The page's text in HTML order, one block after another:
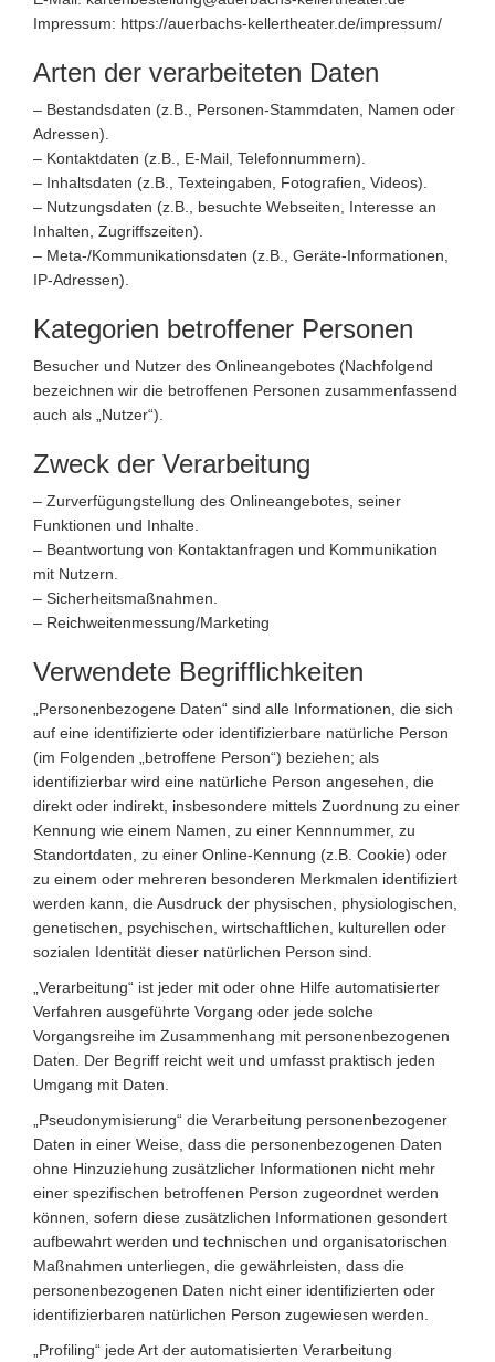
Impressum: https://auerbachs-kellertheater.de/impressum/
Arten der verarbeiteten Daten
– Bestandsdaten (z.B., Personen-Stammdaten, Namen oder
Adressen).
– Kontaktdaten (z.B., E-Mail, Telefonnummern).
– Inhaltsdaten (z.B., Texteingaben, Fotografien, Videos).
– Nutzungsdaten (z.B., besuchte Webseiten, Interesse an
Inhalten, Zugriffszeiten).
– Meta-/Kommunikationsdaten (z.B., Geräte-Informationen,
IP-Adressen).
Kategorien betroffener Personen
Besucher und Nutzer des Onlineangebotes (Nachfolgend
bezeichnen wir die betroffenen Personen zusammenfassend
auch als „Nutzer“).
Zweck der Verarbeitung
– Zurverfügungstellung des Onlineangebotes, seiner
Funktionen und Inhalte.
– Beantwortung von Kontaktanfragen und Kommunikation
mit Nutzern.
– Sicherheitsmaßnahmen.
– Reichweitenmessung/Marketing
Verwendete Begrifflichkeiten
„Personenbezogene Daten“ sind alle Informationen, die sich
auf eine identifizierte oder identifizierbare natürliche Person
(im Folgenden „betroffene Person“) beziehen; als
identifizierbar wird eine natürliche Person angesehen, die
direkt oder indirekt, insbesondere mittels Zuordnung zu einer
Kennung wie einem Namen, zu einer Kennnummer, zu
Standortdaten, zu einer Online-Kennung (z.B. Cookie) oder
zu einem oder mehreren besonderen Merkmalen identifiziert
werden kann, die Ausdruck der physischen, physiologischen,
genetischen, psychischen, wirtschaftlichen, kulturellen oder
sozialen Identität dieser natürlichen Person sind.
„Verarbeitung“ ist jeder mit oder ohne Hilfe automatisierter
Verfahren ausgeführte Vorgang oder jede solche
Vorgangsreihe im Zusammenhang mit personenbezogenen
Daten. Der Begriff reicht weit und umfasst praktisch jeden
Umgang mit Daten.
„Pseudonymisierung“ die Verarbeitung personenbezogener
Daten in einer Weise, dass die personenbezogenen Daten
ohne Hinzuziehung zusätzlicher Informationen nicht mehr
einer spezifischen betroffenen Person zugeordnet werden
können, sofern diese zusätzlichen Informationen gesondert
aufbewahrt werden und technischen und organisatorischen
Maßnahmen unterliegen, die gewährleisten, dass die
personenbezogenen Daten nicht einer identifizierten oder
identifizierbaren natürlichen Person zugewiesen werden.
„Profiling“ jede Art der automatisierten Verarbeitung